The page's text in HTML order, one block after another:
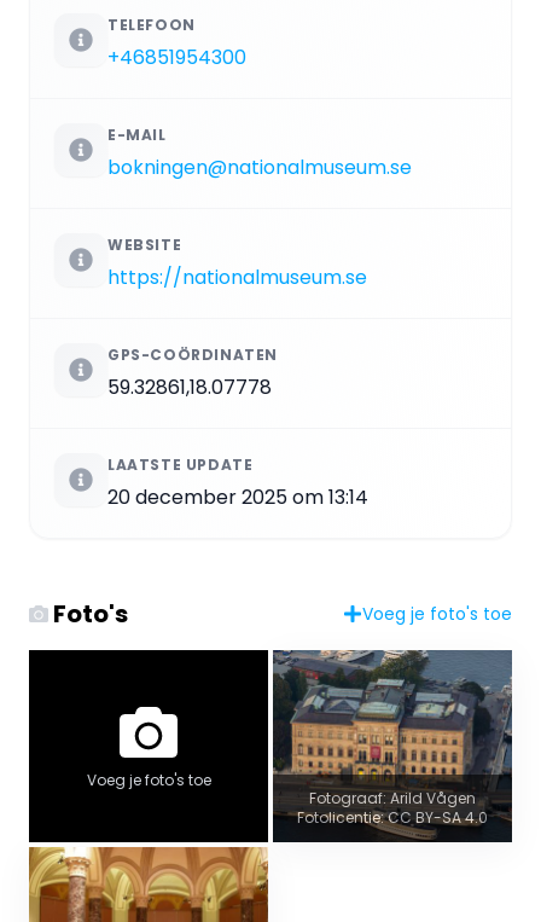
TELEFOON
+46851954300
E-MAIL
bokningen@nationalmuseum.se
WEBSITE
https://nationalmuseum.se
GPS-COÖRDINATEN
59.32861,18.07778
LAATSTE UPDATE
20 december 2025 om 13:14
Foto's Voeg je foto's toe
Voeg je foto's toe
Fotograaf: Arild Vågen
Fotolicentie: CC BY-SA 4.0